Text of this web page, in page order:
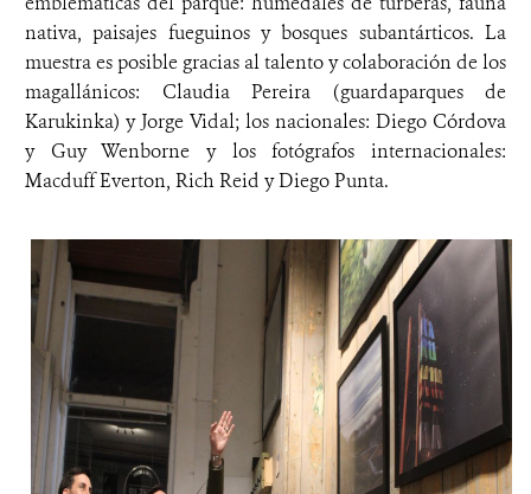
nativa, paisajes fueguinos y bosques subantárticos. La
muestra es posible gracias al talento y colaboración de los
magallánicos: Claudia Pereira (guardaparques de
Karukinka) y Jorge Vidal; los nacionales: Diego Córdova
y Guy Wenborne y los fotógrafos internacionales:
Macduff Everton, Rich Reid y Diego Punta.